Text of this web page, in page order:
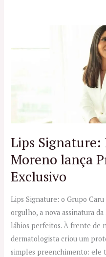
Lips Signature:
Moreno lança
Exclusivo
Lips Signature: o Grupo
orgulho, a nova assinatura
lábios perfeitos. À frente de
dermatologista criou um
simples preenchimento: ele
Exclusivo